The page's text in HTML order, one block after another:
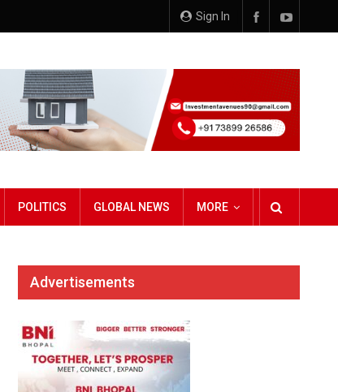
Sign In
POLITICS GLOBAL NEWS MORE
Advertisements